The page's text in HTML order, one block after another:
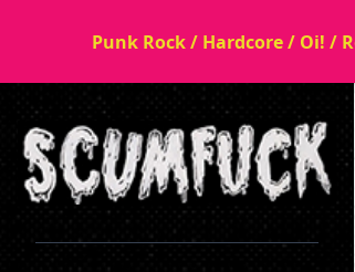
Punk Rock / Hardcore / Oi! /